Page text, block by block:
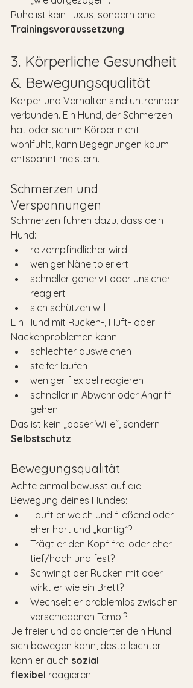
Ruhe ist kein Luxus, sondern eine
Trainingsvoraussetzung.
3. Körperliche Gesundheit
& Bewegungsqualität
Körper und Verhalten sind untrennbar
verbunden. Ein Hund, der Schmerzen
hat oder sich im Körper nicht
wohlfühlt, kann Begegnungen kaum
entspannt meistern.
Schmerzen und
Verspannungen
Schmerzen führen dazu, dass dein
Hund:
reizempfindlicher wird
weniger Nähe toleriert
schneller genervt oder unsicher
reagiert
sich schützen will
Ein Hund mit Rücken-, Hüft- oder
Nackenproblemen kann:
schlechter ausweichen
steifer laufen
weniger flexibel reagieren
schneller in Abwehr oder Angriff
gehen
Das ist kein „böser Wille“, sondern
Selbstschutz.
Bewegungsqualität
Achte einmal bewusst auf die
Bewegung deines Hundes:
Läuft er weich und fließend oder
eher hart und „kantig“?
Trägt er den Kopf frei oder eher
tief/hoch und fest?
Schwingt der Rücken mit oder
wirkt er wie ein Brett?
Wechselt er problemlos zwischen
verschiedenen Tempi?
Je freier und balancierter dein Hund
sich bewegen kann, desto leichter
kann er auch sozial
flexibel reagieren.